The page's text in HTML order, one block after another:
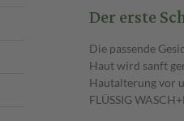
Der erste
Die passende
Haut wird sanft
Hautalterung vor
FLÜSSIG